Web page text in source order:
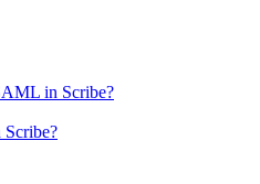
in Scribe?